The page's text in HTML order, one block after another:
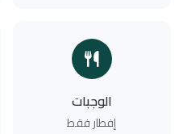
الوجبات
إفطار فقط